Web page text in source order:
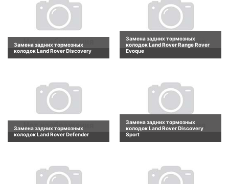
Замена задних тормозных
колодок Land Rover Discovery
Замена задних тормозных
колодок Land Rover Range Rover
Evoque
Замена задних тормозных
колодок Land Rover Defender
Замена задних тормозных
колодок Land Rover Discovery
Sport